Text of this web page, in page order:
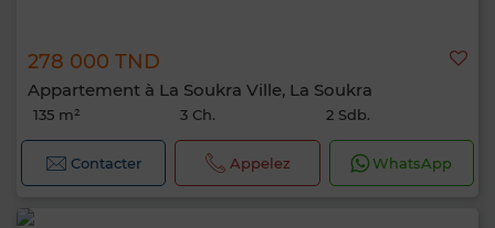
278 000 TND
Appartement à La Soukra Ville, La Soukra
135 m² 3 Ch. 2 Sdb.
Contacter Appelez WhatsApp